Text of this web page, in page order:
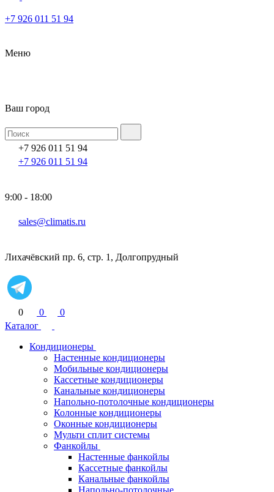
+7 926 011 51 94
Меню
Ваш город
+7 926 011 51 94
+7 926 011 51 94
9:00 - 18:00
sales@climatis.ru
Лихачёвский пр. 6, стр. 1, Долгопрудный
0 0
0
Каталог
Кондиционеры
Настенные кондиционеры
Мобильные кондиционеры
Кассетные кондиционеры
Канальные кондиционеры
Напольно-потолочные кондиционеры
Колонные кондиционеры
Оконные кондиционеры
Мульти сплит системы
Фанкойлы
Настенные фанкойлы
Кассетные фанкойлы
Канальные фанкойлы
Напольно-потолочные